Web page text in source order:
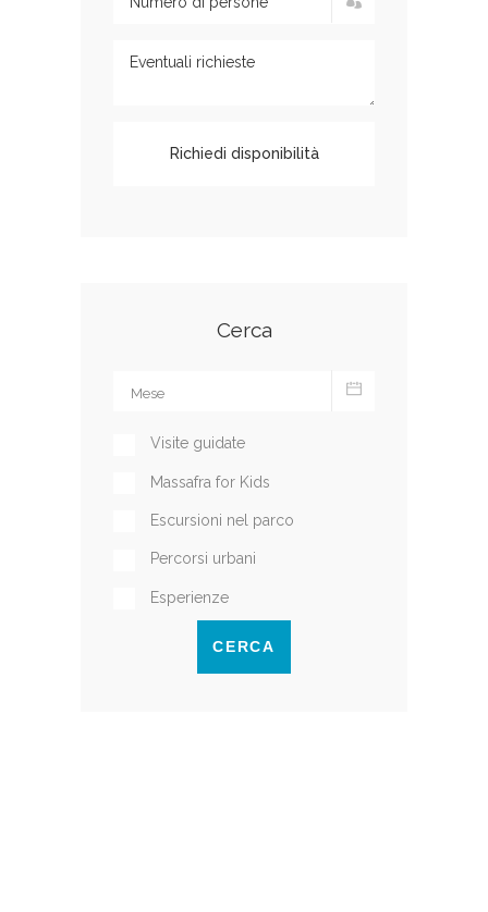
Cerca
Visite guidate
Massafra for Kids
Escursioni nel parco
Percorsi urbani
Esperienze
CERCA